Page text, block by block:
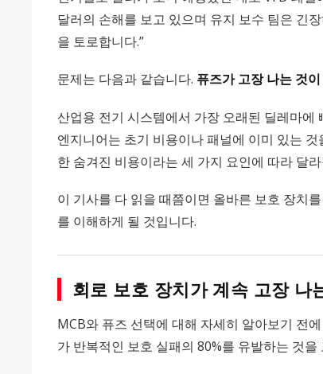
달러의 손해를 보고 있으며 유지 보수 팀은 긴
을 토로합니다.”
문제는 다음과 같습니다. 퓨즈가 고장 나는 것
산업용 전기 시스템에서 가장 오래된 딜레마에
엔지니어는 초기 비용이나 패널에 이미 있는
한 숨겨진 비용이라는 세 가지 요인에 따라 달
이 기사를 다 읽을 때쯤이면 올바른 보호 장치
를 이해하게 될 것입니다.
회로 보호 장치가 계속 고장 나
MCB와 퓨즈 선택에 대해 자세히 알아보기 전
가 반복적인 보호 실패의 80%를 유발하는 것을